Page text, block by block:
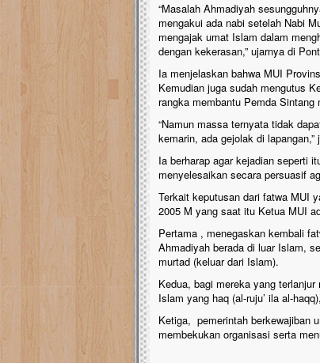
“Masalah Ahmadiyah
mengakui ada nabi setelah Nabi
mengajak umat Islam dalam
dengan kekerasan,” ujarnya di
Ia menjelaskan bahwa MUI
Kemudian juga sudah mengutus
rangka membantu Pemda
“Namun massa ternyata tidak
kemarin, ada gejolak di
Ia berharap agar kejadian seperti
menyelesaikan secara persuasif
Terkait keputusan dari fatwa MUI
2005 M yang saat itu Ketua MUI
Pertama , menegaskan kembali
Ahmadiyah berada di luar Islam,
murtad (keluar dari Islam).
Kedua, bagi mereka yang
Islam yang haq (al-ruju’ ila al-
Ketiga, pemerintah berkewajiban
membekukan organisasi serta